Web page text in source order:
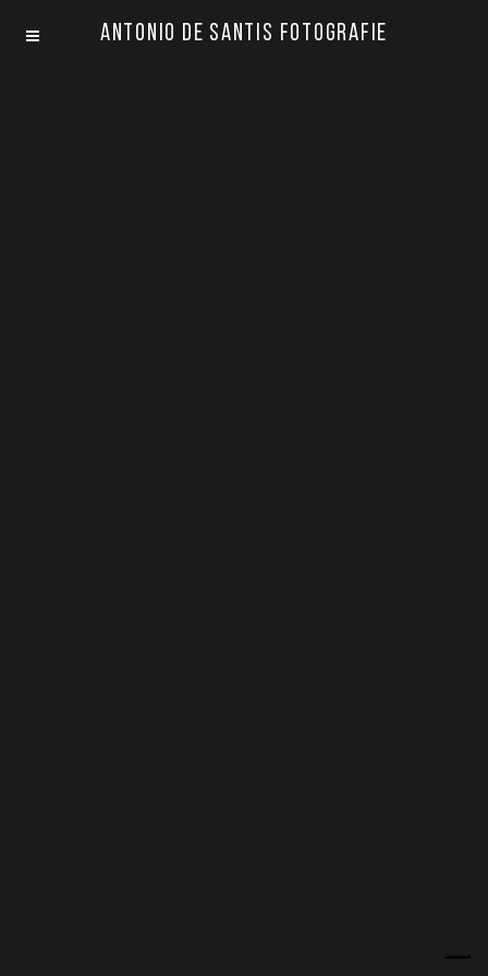
Antonio De Santis Fotografie